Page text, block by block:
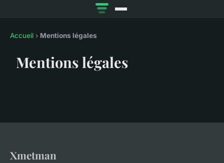
Accueil › Mentions légales
Mentions légales
Xmetman